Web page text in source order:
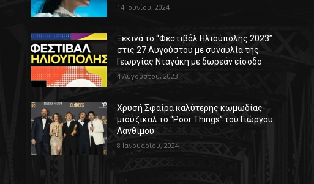
14 Ιουνίου, 2024
Ξεκινά το “Φεστιβάλ Ηλιούπολης 2023”
στις 27 Αυγούστου με συναυλία της
Γεωργίας Νταγάκη με δωρεάν είσοδο
4 Αυγούστου, 2023
Χρυσή Σφαίρα καλύτερης κωμωδίας-
μιούζικαλ το “Poor Things” του Γιώργου
Λάνθιμου
8 Ιανουαρίου, 2024